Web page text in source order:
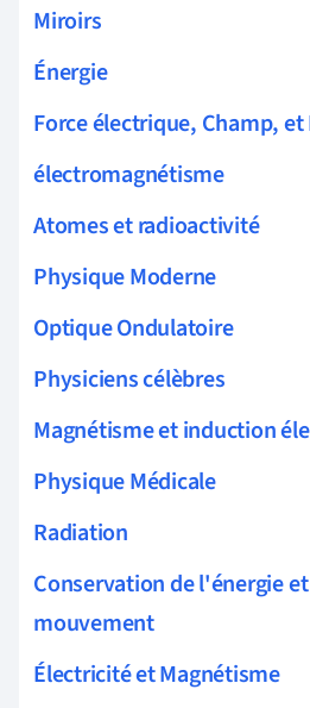
Miroirs
Énergie
Force électrique, Champ,
électromagnétisme
Atomes et radioactivité
Physique Moderne
Optique Ondulatoire
Physiciens célèbres
Magnétisme et induction
Physique Médicale
Radiation
Conservation de l'énergie
mouvement
Électricité et Magnétisme